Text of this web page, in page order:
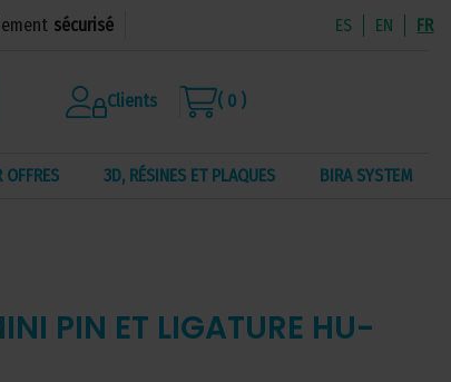
sécurisé ES EN FR
Clients ( 0 )
OFFRES 3D, RÉSINES ET PLAQUES BIRA SYSTEM
PIN ET LIGATURE HU-